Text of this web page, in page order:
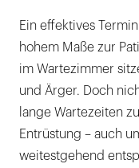
Ein effektives
hohem Maße zur
im Wartezimmer
und Ärger. Doch
lange Wartezeiten
Entrüstung – auch
weitestgehend